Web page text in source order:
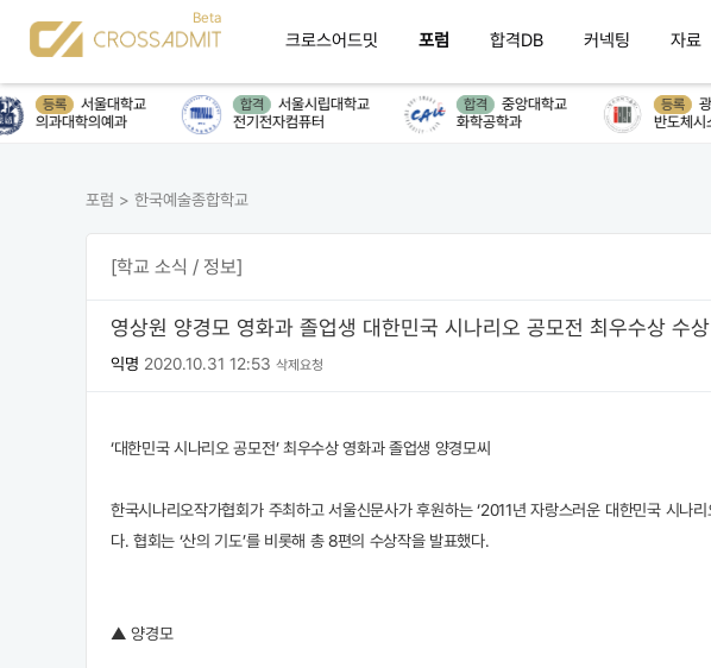
크로스어드밋 포럼 합격DB 커넥팅 자료
등록
서울대학교
의과대학의예과
합격
서울시립대학교
전기전자컴퓨터
합격
중앙대학교
화학공학과
등록
광
반도체시스
포럼 > 한국예술종합학교
[학교 소식 / 정보]
영상원 양경모 영화과 졸업생 대한민국 시나리오 공모전 최우수상 수상
익명 2020.10.31 12:53 삭제요청
‘대한민국 시나리오 공모전’ 최우수상 영화과 졸업생 양경모씨
한국시나리오작가협회가 주최하고 서울신문사가 후원하는 ‘2011년 자랑스러운 대한민국 시나
다. 협회는 ‘산의 기도’를 비롯해 총 8편의 수상작을 발표했다.
▲ 양경모